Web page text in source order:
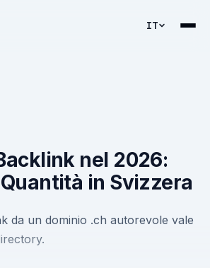
IT
nel 2026:
in Svizzera
da un dominio .ch autorevole vale